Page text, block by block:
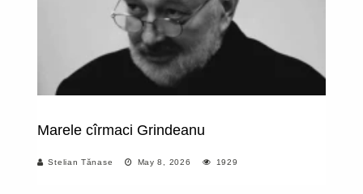
Marele cîrmaci Grindeanu
Stelian Tănase May 8, 2026 1929